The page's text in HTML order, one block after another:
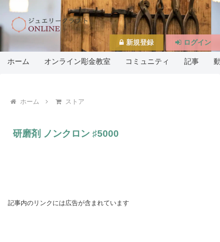
ホーム オンライン彫金教室 コミュニティ 記事
ホーム ストア
研磨剤 ノンクロン ♯5000
記事内のリンクには広告が含まれています
新規登録 ログイン